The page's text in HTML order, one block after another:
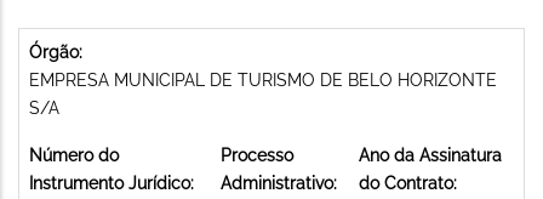
Órgão:
EMPRESA MUNICIPAL DE TURISMO DE BELO HORIZONTE
S/A
Número do
Instrumento Jurídico:
Processo
Administrativo:
Ano da Assinatura
do Contrato: